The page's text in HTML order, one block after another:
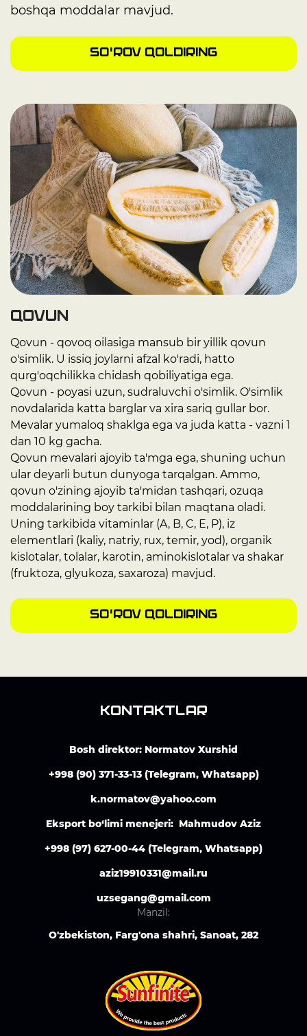
boshqa moddalar mavjud.
So'rov qoldiring
Qovun
Qovun - qovoq oilasiga mansub bir yillik qovun
o'simlik. U issiq joylarni afzal ko'radi, hatto
qurg'oqchilikka chidash qobiliyatiga ega.
Qovun - poyasi uzun, sudraluvchi o'simlik. O'simlik
novdalarida katta barglar va xira sariq gullar bor.
Mevalar yumaloq shaklga ega va juda katta - vazni 1
dan 10 kg gacha.
Qovun mevalari ajoyib ta'mga ega, shuning uchun
ular deyarli butun dunyoga tarqalgan. Ammo,
qovun o'zining ajoyib ta'midan tashqari, ozuqa
moddalarining boy tarkibi bilan maqtana oladi.
Uning tarkibida vitaminlar (A, B, C, E, P), iz
elementlari (kaliy, natriy, rux, temir, yod), organik
kislotalar, tolalar, karotin, aminokislotalar va shakar
(fruktoza, glyukoza, saxaroza) mavjud.
So'rov qoldiring
Kontaktlar
Bosh direktor: Normatov Xurshid
+998 (90) 371-33-13 (Telegram, Whatsapp)
k.normatov@yahoo.com
Eksport bo‘limi menejeri: Mahmudov Aziz
+998 (97) 627-00-44 (Telegram, Whatsapp)
aziz19910331@mail.ru
uzsegang@gmail.com
Manzil:
O'zbekiston, Farg'ona shahri, Sanoat, 282